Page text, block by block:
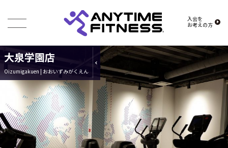
入会を
お考えの方
大泉学園店
Oizumigakuen | おおいずみがくえん